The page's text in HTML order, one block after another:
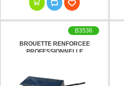
BROUETTE RENFORCEE
PROFESSIONNELLE
B3536